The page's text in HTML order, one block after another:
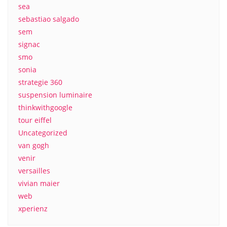
sea
sebastiao salgado
sem
signac
smo
sonia
strategie 360
suspension luminaire
thinkwithgoogle
tour eiffel
Uncategorized
van gogh
venir
versailles
vivian maier
web
xperienz